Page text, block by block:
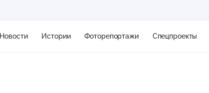
Новости Истории Фоторепортажи Спецпроекты